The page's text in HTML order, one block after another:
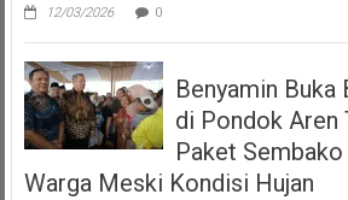
12/03/2026 0
Benyamin Buka
di Pondok Aren
Paket
Warga Meski Kondisi Hujan